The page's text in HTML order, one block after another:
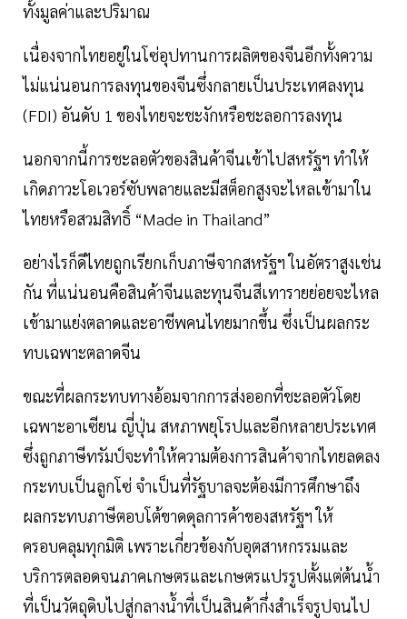
ทั้งมูลค่าและปริมาณ
เนื่องจากไทยอยู่ในโซ่อุปทานการผลิตของจีนอีกทั้งความ
ไม่แน่นอนการลงทุนของจีนซึ่งกลายเป็นประเทศลงทุน
(FDI) อันดับ 1 ของไทยจะชะงักหรือชะลอการลงทุน
นอกจากนี้การชะลอตัวของสินค้าจีนเข้าไปสหรัฐฯ ทำให้
เกิดภาวะโอเวอร์ซับพลายและมีสต็อกสูงจะไหลเข้ามาใน
ไทยหรือสวมสิทธิ์ “Made in Thailand”
อย่างไรก็ดีไทยถูกเรียกเก็บภาษีจากสหรัฐฯ ในอัตราสูงเช่น
กัน ที่แน่นอนคือสินค้าจีนและทุนจีนสีเทารายย่อยจะไหล
เข้ามาแย่งตลาดและอาชีพคนไทยมากขึ้น ซึ่งเป็นผลกระ
ทบเฉพาะตลาดจีน
ขณะที่ผลกระทบทางอ้อมจากการส่งออกที่ชะลอตัวโดย
เฉพาะอาเซียน ญี่ปุ่น สหภาพยุโรปและอีกหลายประเทศ
ซึ่งถูกภาษีทรัมป์จะทำให้ความต้องการสินค้าจากไทยลดลง
กระทบเป็นลูกโซ่ จำเป็นที่รัฐบาลจะต้องมีการศึกษาถึง
ผลกระทบภาษีตอบโต้ขาดดุลการค้าของสหรัฐฯ ให้
ครอบคลุมทุกมิติ เพราะเกี่ยวข้องกับอุตสาหกรรมและ
บริการตลอดจนภาคเกษตรและเกษตรแปรรูปตั้งแต่ต้นน้ำ
ที่เป็นวัตถุดิบไปสู่กลางน้ำที่เป็นสินค้ากึ่งสำเร็จรูปจนไป